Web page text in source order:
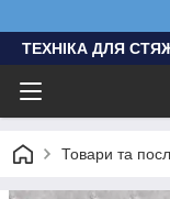
ТЕХНІКА ДЛЯ
Товари та